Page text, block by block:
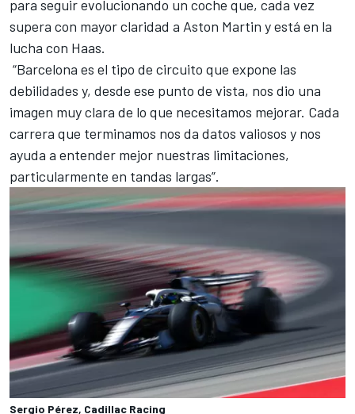
para seguir evolucionando un coche que, cada vez
supera con mayor claridad a Aston Martin y está en la
lucha con Haas.
“Barcelona es el tipo de circuito que expone las
debilidades y, desde ese punto de vista, nos dio una
imagen muy clara de lo que necesitamos mejorar. Cada
carrera que terminamos nos da datos valiosos y nos
ayuda a entender mejor nuestras limitaciones,
particularmente en tandas largas”.
Sergio Pérez, Cadillac Racing